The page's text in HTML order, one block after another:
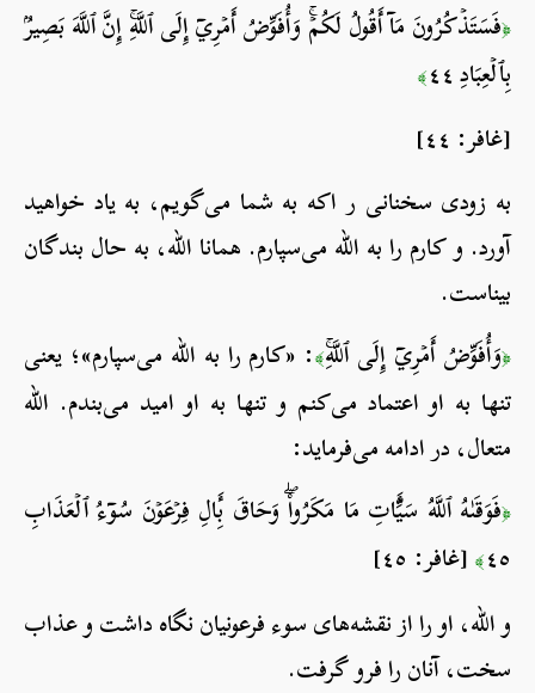
﴿فَسَتَذۡكُرُونَ مَآ أَقُولُ لَكُمۡۚ وَأُفَوِّضُ أَمۡرِيٓ إِلَى ٱللَّهِۚ إِنَّ ٱللَّهَ بَصِيرُۢ
بِٱلۡعِبَادِ ٤٤
﴾
[غافر: ٤٤]
به زودی سخنانی ر اکه به شما می‌گویم، به یاد خواهید
آورد. و کارم را به الله می‌سپارم. همانا الله، به حال بندگان
بیناست.
﴿وَأُفَوِّضُ أَمۡرِيٓ إِلَى ٱللَّهِۚ﴾: «کارم را به الله می‌سپارم»؛ یعنی
تنها به او اعتماد می‌کنم و تنها به او امید می‌بندم. الله
متعال، در ادامه می‌فرماید:
﴿فَوَقَىٰهُ ٱللَّهُ سَيِّ‍َٔاتِ مَا مَكَرُواْۖ وَحَاقَ بِ‍َٔالِ فِرۡعَوۡنَ سُوٓءُ ٱلۡعَذَابِ
٤٥﴾ [غافر: ٤٥]
و الله، او را از نقشه‌های سوء فرعونیان نگاه داشت و عذاب
سخت، آنان را فرو گرفت.